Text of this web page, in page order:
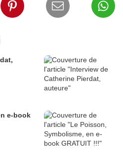
e-book